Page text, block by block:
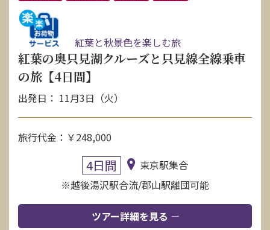
紅葉と秋景色を楽しむ旅
紅葉の奥只見湖クルーズと只見線全線乗車
の旅【4日間】
出発日： 11月3日（火）
旅行代金：￥248,000
4日間
東京駅集合
※越後湯沢駅合流/郡山駅離団可能
ツアー詳細を見る